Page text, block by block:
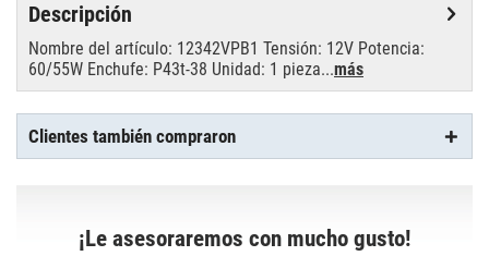
Descripción
Nombre del artículo: 12342VPB1 Tensión: 12V Potencia:
60/55W Enchufe: P43t-38 Unidad: 1 pieza...más
Clientes también compraron
¡Le asesoraremos con mucho gusto!